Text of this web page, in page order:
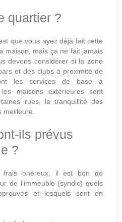
quartier ?
que vous ayez déjà fait cette
maison, mais ça ne fait jamais
devons considérer si la zone
et des clubs à proximité de
les services de base à
les maisons extérieures sont
rues, la tranquillité des
ils prévus
?
frais onéreux, il est bon de
de l’immeuble (syndic) quels
et lesquels sont en